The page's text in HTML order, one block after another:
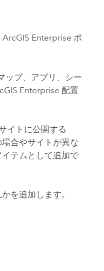
ArcGIS Enterprise ポ
ップ、アプリ、シー
Enterprise 配置
イトに公開する
合やサイトが異な
テムとして追加で
を追加します。